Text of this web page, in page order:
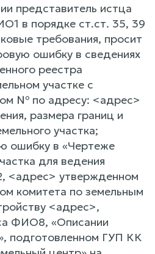
представитель истца
в порядке ст.ст. 35, 39
требования, просит
ошибку в сведениях
реестра
участке с
№ по адресу: <адрес>
размера границ и
участка;
ошибку в «Чертеже
для ведения
<адрес> утвержденном
комитета по земельным
<адрес>,
ФИО8, «Описании
подготовленном ГУП КК